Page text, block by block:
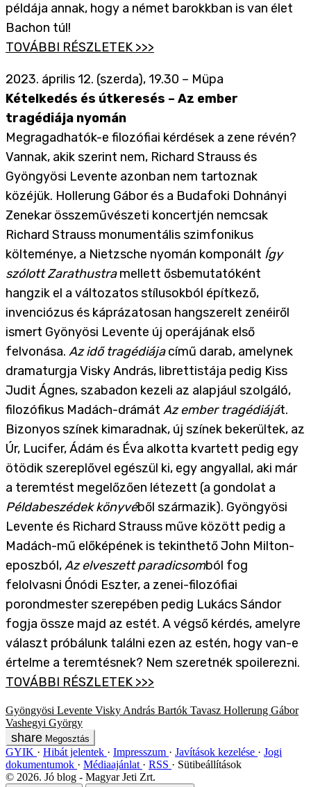
példája annak, hogy a német barokkban is van élet
Bachon túl!
TOVÁBBI RÉSZLETEK >>>
2023. április 12. (szerda), 19.30 – Müpa
Kételkedés és útkeresés – Az ember
tragédiája nyomán
Megragadhatók-e filozófiai kérdések a zene révén?
Vannak, akik szerint nem, Richard Strauss és
Gyöngyösi Levente azonban nem tartoznak
közéjük. Hollerung Gábor és a Budafoki Dohnányi
Zenekar összeművészeti koncertjén nemcsak
Richard Strauss monumentális szimfonikus
költeménye, a Nietzsche nyomán komponált Így
szólott Zarathustramellett ősbemutatóként
hangzik el a változatos stílusokból építkező,
invenciózus és káprázatosan hangszerelt zenéiről
ismert Gyönyösi Levente új operájának első
felvonása. Az idő tragédiájacímű darab, amelynek
dramaturgja Visky András, librettistája pedig Kiss
Judit Ágnes, szabadon kezeli az alapjául szolgáló,
filozófikus Madách-drámát Az ember tragédiáját.
Bizonyos színek kimaradnak, új színek bekerültek, az
Úr, Lucifer, Ádám és Éva alkotta kvartett pedig egy
ötödik szereplővel egészül ki, egy angyallal, aki már
a teremtést megelőzően létezett (a gondolat a
Példabeszédek könyvéből származik). Gyöngyösi
Levente és Richard Strauss műve között pedig a
Madách-mű előképének is tekinthető John Milton-
eposzból,Az elveszett paradicsomból fog
felolvasni Ónódi Eszter, a zenei-filozófiai
porondmester szerepében pedig Lukács Sándor
fogja össze majd az estét. A végső kérdés, amelyre
választ próbálunk találni ezen az estén, hogy van-e
értelme a teremtésnek? Nem szeretnék spoilerezni.
TOVÁBBI RÉSZLETEK >>>
Gyöngyösi Levente Visky András Bartók Tavasz Hollerung Gábor
Vashegyi György
Megosztás
GYIK Hibát jelentek Impresszum Javítások kezelése
Jogi
dokumentumok
Médiaajánlat RSS
Sütibeállítások
© 2026. Jó blog - Magyar Jeti Zrt.